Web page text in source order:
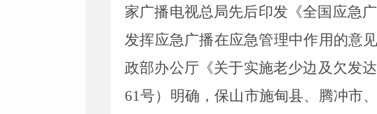
家广播电视总局先后印发《全国应急
发挥应急广播在应急管理中作用的意
政部办公厅《关于实施老少边及欠发
61号）明确，保山市施甸县、腾冲市